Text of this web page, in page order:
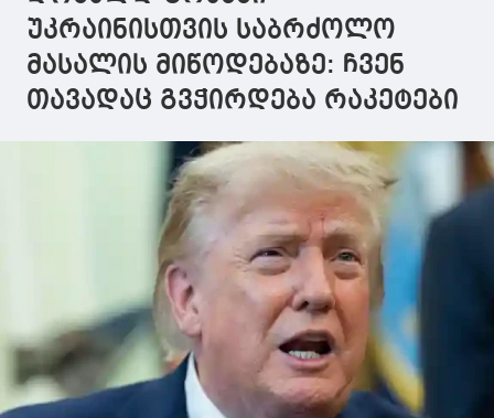
უკრაინისთვის საბრძოლო
მასალის მიწოდებაზე: ჩვენ
თავადაც გვჭირდება რაკეტები